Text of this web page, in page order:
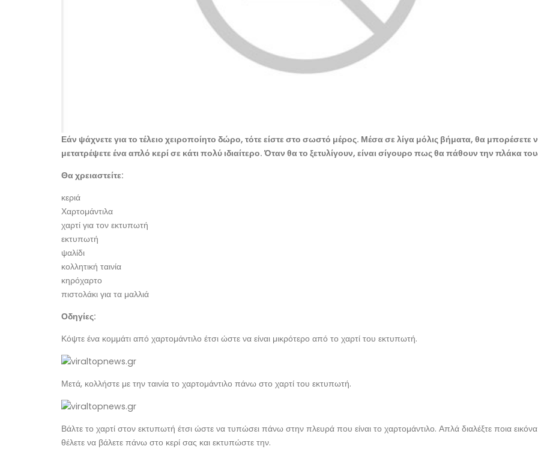
Εάν ψάχνετε για το τέλειο χειροποίητο δώρο, τότε είστε στο σωστό μέρος. Μέσα σε λίγα μόλις βήματα, θα μπορέσετε
μετατρέψετε ένα απλό κερί σε κάτι πολύ ιδιαίτερο. Όταν θα το ξετυλίγουν, είναι σίγουρο πως θα πάθουν την πλάκα
Θα χρειαστείτε:
κεριά
Χαρτομάντιλα
χαρτί για τον εκτυπωτή
εκτυπωτή
ψαλίδι
κολλητική ταινία
κηρόχαρτο
πιστολάκι για τα μαλλιά
Οδηγίες:
Κόψτε ένα κομμάτι από χαρτομάντιλο έτσι ώστε να είναι μικρότερο από το χαρτί του εκτυπωτή.
Μετά, κολλήστε με την ταινία το χαρτομάντιλο πάνω στο χαρτί του εκτυπωτή.
Βάλτε το χαρτί στον εκτυπωτή έτσι ώστε να τυπώσει πάνω στην πλευρά που είναι το χαρτομάντιλο. Απλά διαλέξτε ποια εικόνα
θέλετε να βάλετε πάνω στο κερί σας και εκτυπώστε την.